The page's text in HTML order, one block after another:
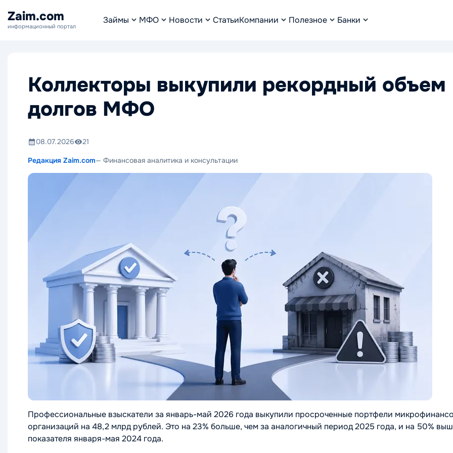
Zaim.com
информационный портал
Займы МФО Новости СтатьиКомпании Полезное Банки
Коллекторы выкупили рекордный объем
долгов МФО
08.07.2026 21
Редакция Zaim.com— Финансовая аналитика и консультации
Профессиональные взыскатели за январь-май 2026 года выкупили просроченные портфели
организаций на 48,2 млрд рублей. Это на 23% больше, чем за аналогичный период 2025 года, и на 50%
показателя января-мая 2024 года.